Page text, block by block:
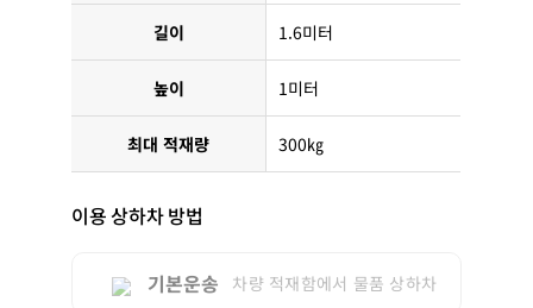
길이 1.6미터
높이 1미터
최대 적재량 300㎏
이용 상하차 방법
기본운송 차량 적재함에서 물품 상하차